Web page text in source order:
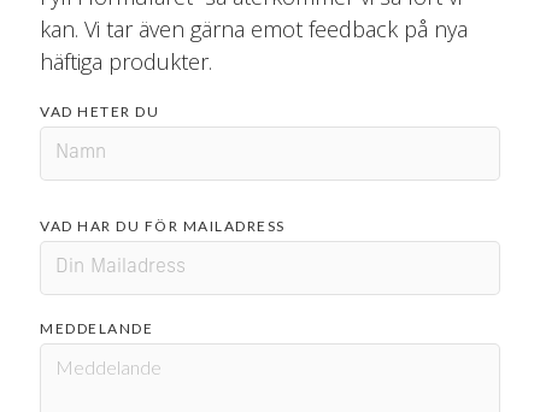
kan. Vi tar även gärna emot feedback på nya
häftiga produkter.
VAD HETER DU
VAD HAR DU FÖR MAILADRESS
MEDDELANDE